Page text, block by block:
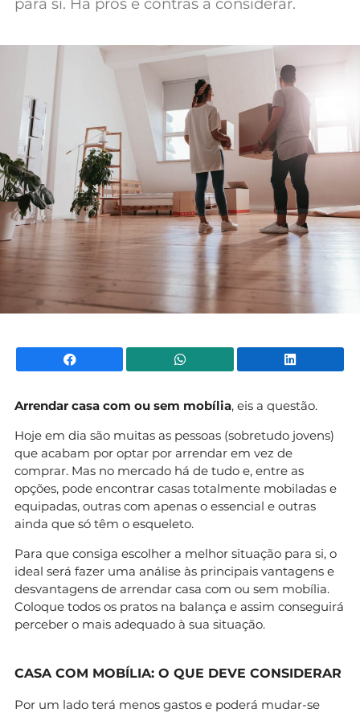
Mundial 2026
Facebook WhatsApp
Arrendar casa com ou sem mobília, eis a questão.
Hoje em dia são muitas as pessoas (sobretudo jovens)
que acabam por optar por arrendar em vez de
comprar. Mas no mercado há de tudo e, entre as
opções, pode encontrar casas totalmente mobiladas e
equipadas, outras com apenas o essencial e outras
ainda que só têm o esqueleto.
Para que consiga escolher a melhor situação para si, o
ideal será fazer uma análise às principais vantagens e
desvantagens de arrendar casa com ou sem mobília.
Coloque todos os pratos na balança e assim conseguirá
perceber o mais adequado à sua situação.
CASA COM MOBÍLIA: O QUE DEVE CONSIDERAR
Por um lado terá menos gastos e poderá mudar-se